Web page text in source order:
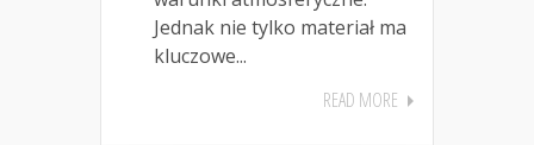
Jednak nie tylko materiał ma
kluczowe...
READ MORE